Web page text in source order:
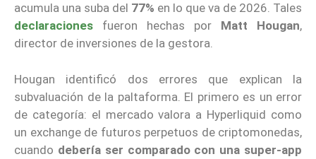
acumula una suba del 77% en lo que va de 2026. Tales
declaraciones
fueron hechas por Matt Hougan,
director de inversiones de la gestora.
Hougan identificó dos errores que explican la
subvaluación de la paltaforma. El primero es un error
de categoría: el mercado valora a Hyperliquid como
un exchange de futuros perpetuos de criptomonedas,
cuando debería ser comparado con una super-app